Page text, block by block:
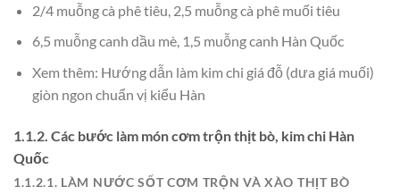
2/4 muỗng cà phê tiêu, 2,5 muỗng cà phê muối tiêu
6,5 muỗng canh dầu mè, 1,5 muỗng canh Hàn Quốc
Xem thêm: Hướng dẫn làm kim chi giá đỗ (dưa giá muối)
giòn ngon chuẩn vị kiểu Hàn
1.1.2. Các bước làm món cơm trộn thịt bò, kim chi Hàn
Quốc
1.1.2.1. LÀM NƯỚC SỐT CƠM TRỘN VÀ XÀO THỊT BÒ